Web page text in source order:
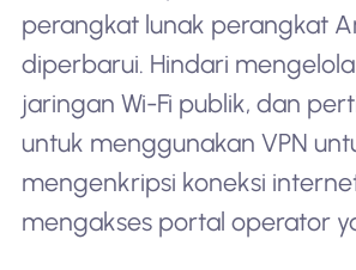
perangkat lunak perangkat
diperbarui. Hindari
jaringan Wi-Fi publik, dan
untuk menggunakan VPN
mengenkripsi koneksi
mengakses portal operator